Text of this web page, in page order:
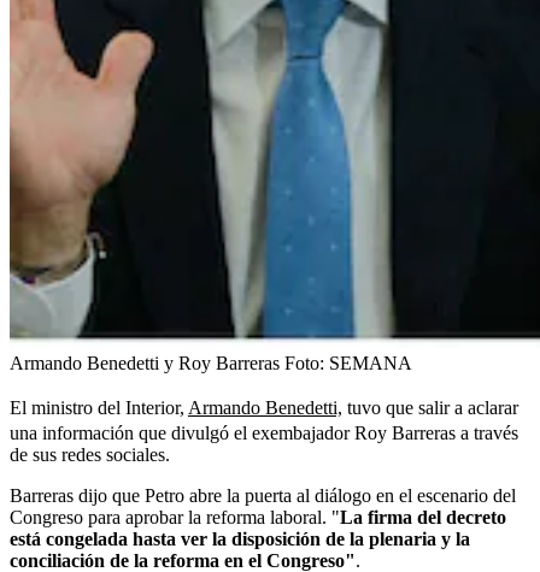
Armando Benedetti y Roy Barreras Foto: SEMANA
El ministro del Interior, Armando Benedetti, tuvo que salir a aclarar
una información que divulgó el exembajador Roy Barreras a través
de sus redes sociales.
Barreras dijo que Petro abre la puerta al diálogo en el escenario del
Congreso para aprobar la reforma laboral. "La firma del decreto
está congelada hasta ver la disposición de la plenaria y la
conciliación de la reforma en el Congreso".